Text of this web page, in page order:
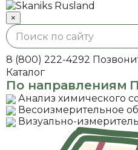
×
8 (800) 222-4292
Каталог
По направлениям
Анализ химического
Весоизмерительное
Визуально-